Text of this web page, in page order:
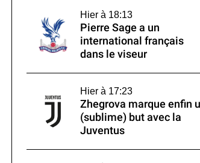
Hier à 18:13
Pierre Sage a un
international français
dans le viseur
Hier à 17:23
Zhegrova marque enfin
(sublime) but avec la
Juventus